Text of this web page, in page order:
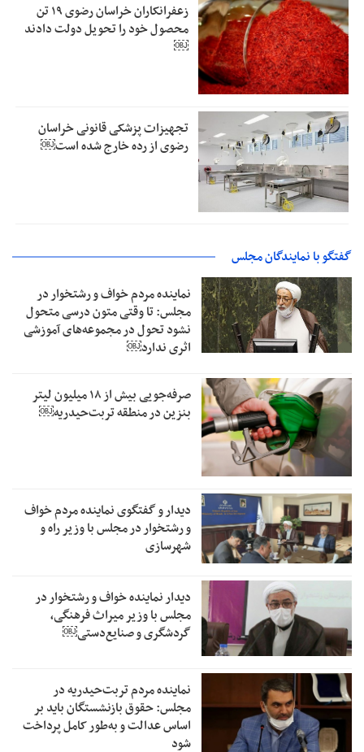
زعفرانکاران خراسان رضوی ۱۹ تن
محصول خود را تحویل دولت دادند
￼
تجهیزات پزشکی قانونی خراسان
رضوی از رده خارج شده است￼
گفتگو با نمایندگان مجلس
نماینده مردم خواف و رشتخوار در
مجلس: تا وقتی متون درسی متحول
نشود تحول در مجموعه‌های آموزشی
اثری ندارد￼
صرفه‌جویی بیش از ۱۸ میلیون لیتر
بنزین در منطقه تربت‌حیدریه￼
دیدار و گفتگوی نماینده مردم خواف
و رشتخوار در مجلس با وزیر راه و
شهرسازی
دیدار نماینده خواف و رشتخوار در
مجلس با وزیر میراث فرهنگی،
گردشگری و صنایع‌دستی￼
نماینده مردم تربت‌حیدریه در
مجلس: حقوق بازنشستگان باید بر
اساس عدالت و به‌طور کامل پرداخت
شود